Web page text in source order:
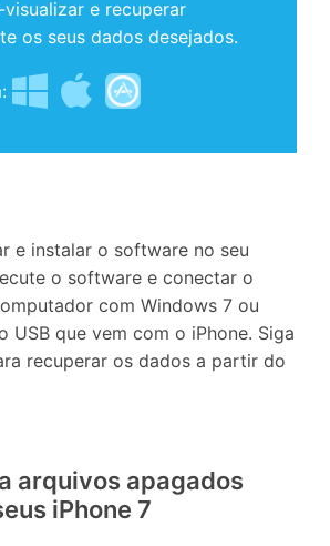
e recuperar
os seus dados desejados.
e instalar o software no seu
o software e conectar o
com Windows 7 ou
USB que vem com o iPhone. Siga
recuperar os dados a partir do
arquivos apagados
iPhone 7